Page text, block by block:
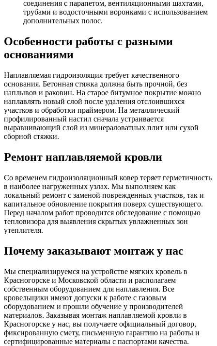
соединения с парапетом, вентиляционными шахтами,
трубами и водосточными воронками с использованием
дополнительных полос.
Особенности работы с разными
основаниями
Наплавляемая гидроизоляция требует качественного
основания. Бетонная стяжка должна быть прочной, без
наплывов и раковин. На старое битумное покрытие можно
наплавлять новый слой после удаления отслоившихся
участков и обработки праймером. На металлический
профилированный настил сначала устраивается
выравнивающий слой из минераловатных плит или сухой
сборной стяжки.
Ремонт наплавляемой кровли
Со временем гидроизоляционный ковер теряет герметичность
в наиболее нагруженных узлах. Мы выполняем как
локальный ремонт с заменой поврежденных участков, так и
капитальное обновление покрытия поверх существующего.
Перед началом работ проводится обследование с помощью
тепловизора для выявления скрытых увлажненных зон
утеплителя.
Почему заказывают монтаж у нас
Мы специализируемся на устройстве мягких кровель в
Красногорске и Московской области и располагаем
собственным оборудованием для наплавления. Все
кровельщики имеют допуски к работе с газовым
оборудованием и прошли обучение у производителей
материалов. Заказывая монтаж наплавляемой кровли в
Красногорске у нас, вы получаете официальный договор,
фиксированную смету, письменную гарантию на работы и
сертифицированные материалы с паспортами качества.